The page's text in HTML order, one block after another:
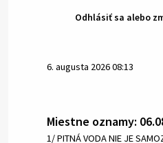
Odhlásiť sa alebo
6. augusta 2026 08:13
Miestne oznamy:
1/ PITNÁ VODA NIE JE